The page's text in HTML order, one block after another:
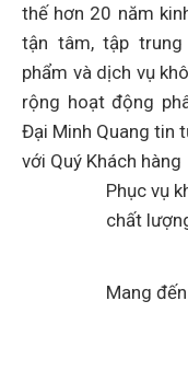
thế hơn 20 năm
tận tâm, tập
phẩm và dịch vụ
rộng hoạt động
Đại Minh Quang tin
với Quý Khách hàng
Phục vụ
chất
Mang